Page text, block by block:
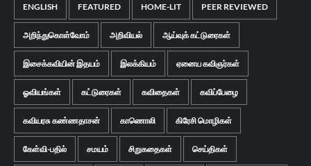
ENGLISH FEATURED HOME-LIT PEER REVIEWED
அறிந்துகொள்வோம் அறிவியல் ஆய்வுக் கட்டுரைகள்
இசைக்கவியின் இதயம் இலக்கியம் ஏனைய கவிஞர்கள்
ஓவியங்கள் கட்டுரைகள் கவிதைகள் கவிப்பேழை
கவியரசு கண்ணதாசன் காணொலி கிரேசி மொழிகள்
கேள்வி-பதில் சமயம் சிறுகதைகள் செய்திகள்